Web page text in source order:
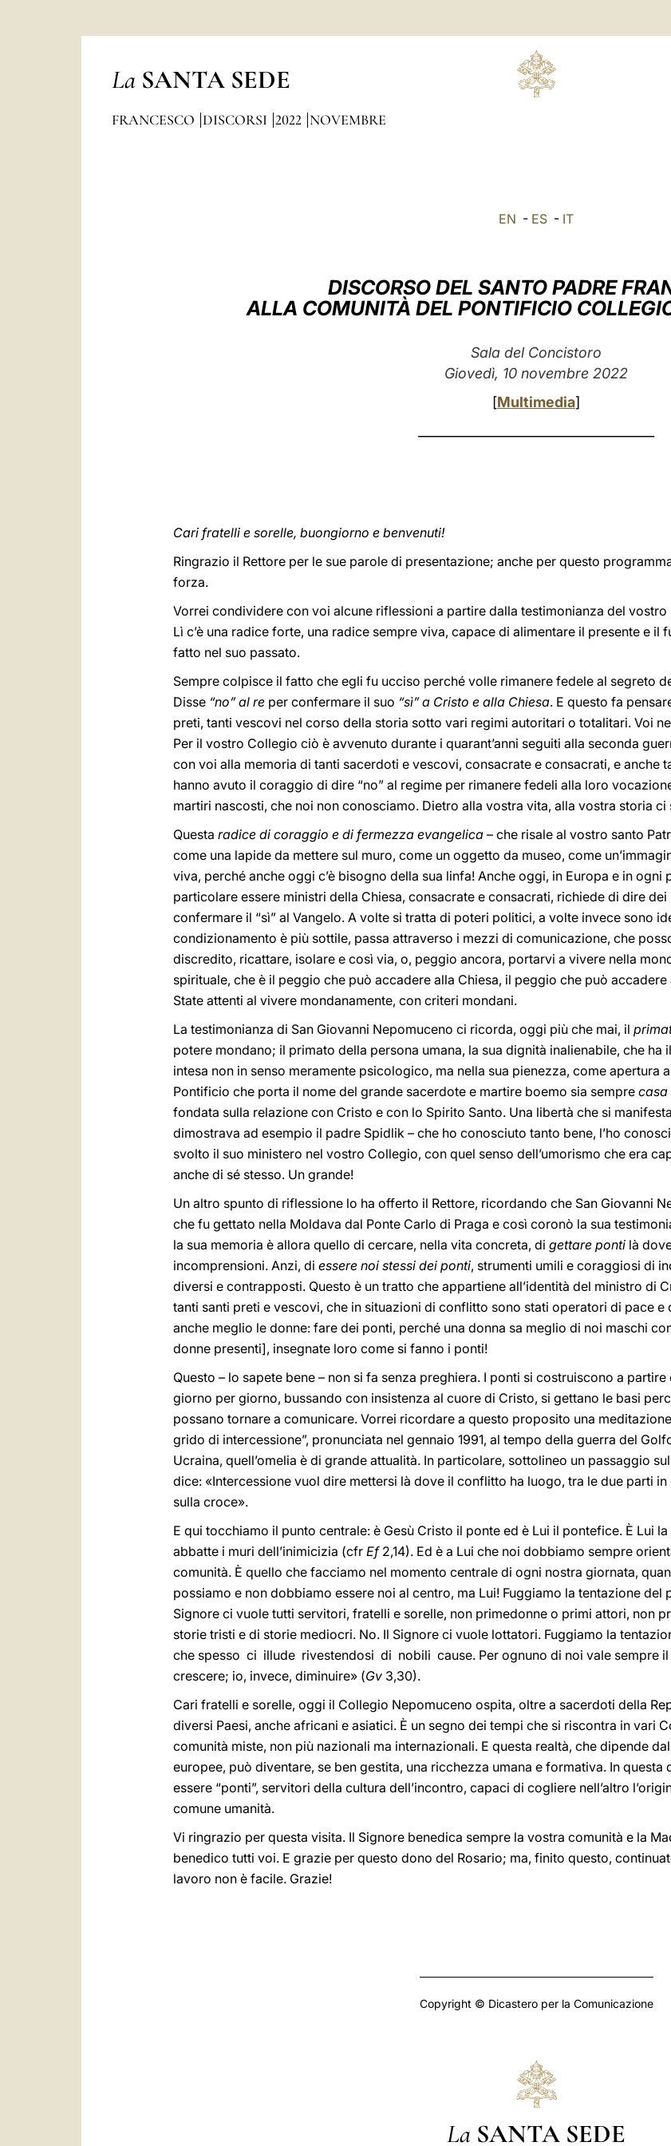
La SANTA SEDE
FRANCESCO DISCORSI 2022 NOVEMBRE
EN - ES - IT
DISCORSO DEL SANTO PADRE
ALLA COMUNITÀ DEL PONTIFICIO
Sala del Concistoro
Giovedì, 10 novembre 2022
[Multimedia]
Cari fratelli e sorelle, buongiorno e benvenuti!
Ringrazio il Rettore per le sue parole di presentazione; anche per questo
forza.
Vorrei condividere con voi alcune riflessioni a partire dalla testimonianza del
Lì c’è una radice forte, una radice sempre viva, capace di alimentare il presente e il
fatto nel suo passato.
Sempre colpisce il fatto che egli fu ucciso perché volle rimanere fedele al segreto
Disse “no” al re per confermare il suo “sì” a Cristo e alla Chiesa. E questo fa
preti, tanti vescovi nel corso della storia sotto vari regimi autoritari o totalitari. Voi
Per il vostro Collegio ciò è avvenuto durante i quarant’anni seguiti alla seconda
con voi alla memoria di tanti sacerdoti e vescovi, consacrate e consacrati, e anche
hanno avuto il coraggio di dire “no” al regime per rimanere fedeli alla loro
martiri nascosti, che noi non conosciamo. Dietro alla vostra vita, alla vostra storia
Questa radice di coraggio e di fermezza evangelica – che risale al vostro santo
come una lapide da mettere sul muro, come un oggetto da museo, come
viva, perché anche oggi c’è bisogno della sua linfa! Anche oggi, in Europa e in ogni
particolare essere ministri della Chiesa, consacrate e consacrati, richiede di dire
confermare il “sì” al Vangelo. A volte si tratta di poteri politici, a volte invece sono
condizionamento è più sottile, passa attraverso i mezzi di comunicazione, che
discredito, ricattare, isolare e così via, o, peggio ancora, portarvi a vivere nella
spirituale, che è il peggio che può accadere alla Chiesa, il peggio che può
State attenti al vivere mondanamente, con criteri mondani.
La testimonianza di San Giovanni Nepomuceno ci ricorda, oggi più che mai, il
potere mondano; il primato della persona umana, la sua dignità inalienabile, che
intesa non in senso meramente psicologico, ma nella sua pienezza, come apertura
Pontificio che porta il nome del grande sacerdote e martire boemo sia sempre casa
fondata sulla relazione con Cristo e con lo Spirito Santo. Una libertà che si
dimostrava ad esempio il padre Spidlik – che ho conosciuto tanto bene, l’ho
svolto il suo ministero nel vostro Collegio, con quel senso dell’umorismo che era
anche di sé stesso. Un grande!
Un altro spunto di riflessione lo ha offerto il Rettore, ricordando che San Giovanni
che fu gettato nella Moldava dal Ponte Carlo di Praga e così coronò la sua
la sua memoria è allora quello di cercare, nella vita concreta, di gettare ponti là
incomprensioni. Anzi, di essere noi stessi dei ponti, strumenti umili e coraggiosi di
diversi e contrapposti. Questo è un tratto che appartiene all’identità del ministro di
tanti santi preti e vescovi, che in situazioni di conflitto sono stati operatori di pace
anche meglio le donne: fare dei ponti, perché una donna sa meglio di noi maschi
donne presenti], insegnate loro come si fanno i ponti!
Questo – lo sapete bene – non si fa senza preghiera. I ponti si costruiscono a
giorno per giorno, bussando con insistenza al cuore di Cristo, si gettano le basi
possano tornare a comunicare. Vorrei ricordare a questo proposito una
grido di intercessione”, pronunciata nel gennaio 1991, al tempo della guerra del
Ucraina, quell’omelia è di grande attualità. In particolare, sottolineo un passaggio
dice: «Intercessione vuol dire mettersi là dove il conflitto ha luogo, tra le due parti
sulla croce».
E qui tocchiamo il punto centrale: è Gesù Cristo il ponte ed è Lui il pontefice. È Lui
abbatte i muri dell’inimicizia (cfr Ef2,14). Ed è a Lui che noi dobbiamo sempre
comunità. È quello che facciamo nel momento centrale di ogni nostra giornata,
possiamo e non dobbiamo essere noi al centro, ma Lui! Fuggiamo la tentazione
Signore ci vuole tutti servitori, fratelli e sorelle, non primedonne o primi attori, non
storie tristi e di storie mediocri. No. Il Signore ci vuole lottatori. Fuggiamo la
che spesso ci illude rivestendosi di nobili cause. Per ognuno di noi vale sempre il
crescere; io, invece, diminuire» (Gv 3,30).
Cari fratelli e sorelle, oggi il Collegio Nepomuceno ospita, oltre a sacerdoti della
diversi Paesi, anche africani e asiatici. È un segno dei tempi che si riscontra in vari
comunità miste, non più nazionali ma internazionali. E questa realtà, che dipende
europee, può diventare, se ben gestita, una ricchezza umana e formativa. In
essere “ponti”, servitori della cultura dell’incontro, capaci di cogliere nell’altro
comune umanità.
Vi ringrazio per questa visita. Il Signore benedica sempre la vostra comunità e la
benedico tutti voi. E grazie per questo dono del Rosario; ma, finito questo,
lavoro non è facile. Grazie!
Copyright © Dicastero per la Comunicazione
La SANTA SEDE